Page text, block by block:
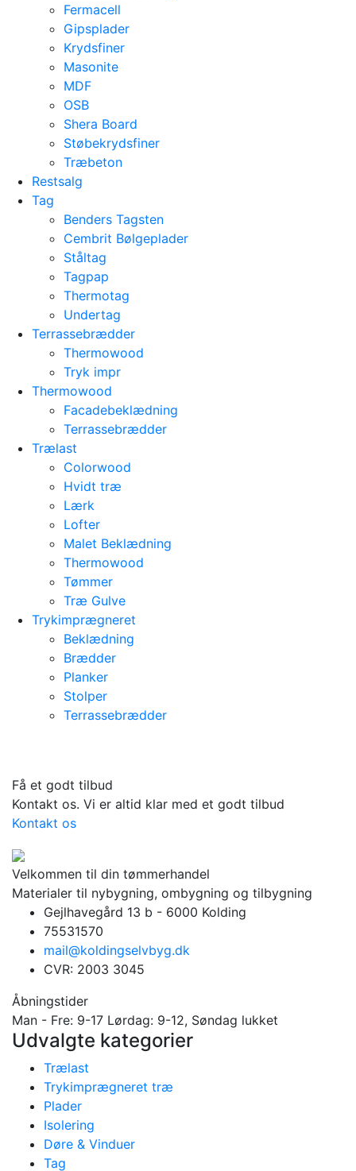
Fermacell
Gipsplader
Krydsfiner
Masonite
MDF
OSB
Shera Board
Støbekrydsfiner
Træbeton
Restsalg
Tag
Benders Tagsten
Cembrit Bølgeplader
Ståltag
Tagpap
Thermotag
Undertag
Terrassebrædder
Thermowood
Tryk impr
Thermowood
Facadebeklædning
Terrassebrædder
Trælast
Colorwood
Hvidt træ
Lærk
Lofter
Malet Beklædning
Thermowood
Tømmer
Træ Gulve
Trykimprægneret
Beklædning
Brædder
Planker
Stolper
Terrassebrædder
Få et godt tilbud
Kontakt os. Vi er altid klar med et godt tilbud
Kontakt os
Velkommen til din tømmerhandel
Materialer til nybygning, ombygning og tilbygning
Gejlhavegård 13 b - 6000 Kolding
75531570
mail@koldingselvbyg.dk
CVR: 2003 3045
Åbningstider
Man - Fre: 9-17 Lørdag: 9-12, Søndag lukket
Udvalgte kategorier
Trælast
Trykimprægneret træ
Plader
Isolering
Døre & Vinduer
Tag